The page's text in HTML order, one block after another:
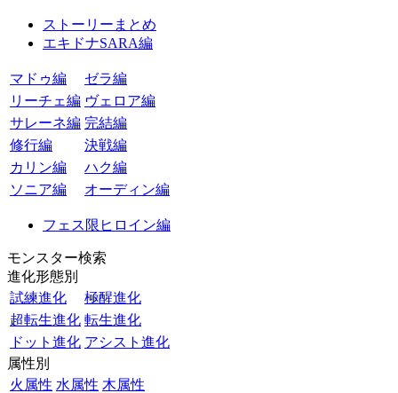
ストーリーまとめ
エキドナSARA編
マドゥ編
ゼラ編
リーチェ編 ヴェロア編
サレーネ編 完結編
修行編
決戦編
カリン編
ハク編
ソニア編
オーディン編
フェス限ヒロイン編
モンスター検索
進化形態別
試練進化
極醒進化
超転生進化 転生進化
ドット進化 アシスト進化
属性別
火属性 水属性 木属性